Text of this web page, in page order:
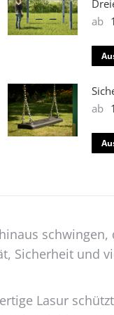
ab
ab
Sicherheit und
Lasur